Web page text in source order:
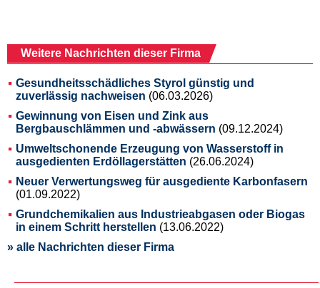
Weitere Nachrichten dieser Firma
Gesundheitsschädliches Styrol günstig und
zuverlässig nachweisen (06.03.2026)
Gewinnung von Eisen und Zink aus
Bergbauschlämmen und -abwässern (09.12.2024)
Umweltschonende Erzeugung von Wasserstoff in
ausgedienten Erdöllagerstätten (26.06.2024)
Neuer Verwertungsweg für ausgediente Karbonfasern
(01.09.2022)
Grundchemikalien aus Industrieabgasen oder Biogas
in einem Schritt herstellen (13.06.2022)
» alle Nachrichten dieser Firma